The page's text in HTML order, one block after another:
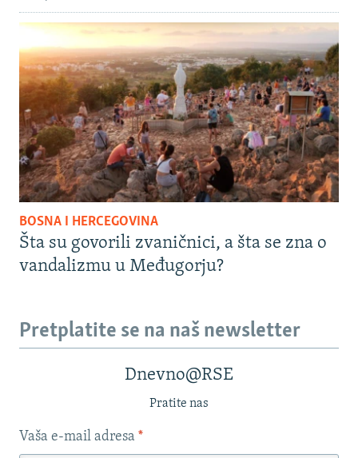
BOSNA I HERCEGOVINA
Šta su govorili zvaničnici, a šta se zna o
vandalizmu u Međugorju?
Pretplatite se na naš newsletter
Dnevno@RSE
Pratite nas
Vaša e-mail adresa *